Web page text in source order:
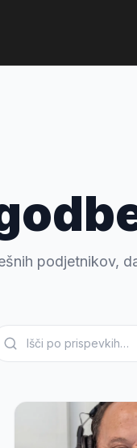
podjetnikov,